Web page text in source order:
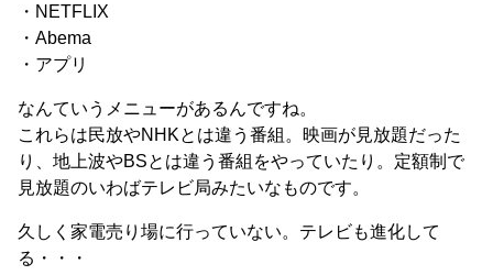
・NETFLIX
・Abema
・アプリ
なんていうメニューがあるんですね。
これらは民放やNHKとは違う番組。映画が見放題だった
り、地上波やBSとは違う番組をやっていたり。定額制で
見放題のいわばテレビ局みたいなものです。
久しく家電売り場に行っていない。テレビも進化して
る・・・